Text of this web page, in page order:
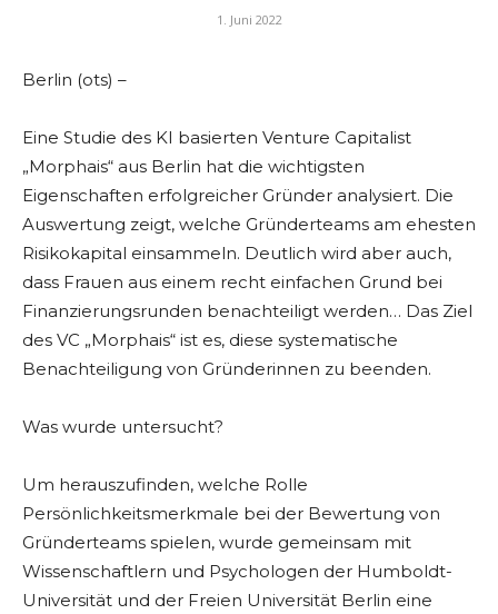
1. Juni 2022
Berlin (ots) –
Eine Studie des KI basierten Venture Capitalist
„Morphais“ aus Berlin hat die wichtigsten
Eigenschaften erfolgreicher Gründer analysiert. Die
Auswertung zeigt, welche Gründerteams am ehesten
Risikokapital einsammeln. Deutlich wird aber auch,
dass Frauen aus einem recht einfachen Grund bei
Finanzierungsrunden benachteiligt werden… Das Ziel
des VC „Morphais“ ist es, diese systematische
Benachteiligung von Gründerinnen zu beenden.
Was wurde untersucht?
Um herauszufinden, welche Rolle
Persönlichkeitsmerkmale bei der Bewertung von
Gründerteams spielen, wurde gemeinsam mit
Wissenschaftlern und Psychologen der Humboldt-
Universität und der Freien Universität Berlin eine